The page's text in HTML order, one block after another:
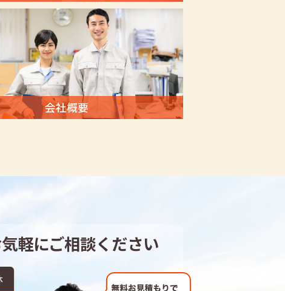
会社概要
軽にご相談ください